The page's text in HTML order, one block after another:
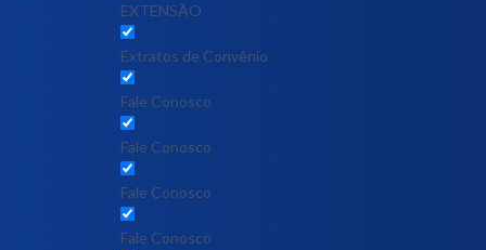
EXTENSÃO
Extratos de Convênio
Fale Conosco
Fale Conosco
Fale Conosco
Fale Conosco